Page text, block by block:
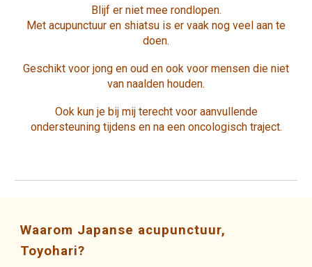
Blijf er niet mee rondlopen.
Met acupunctuur en shiatsu is er vaak nog veel aan te
doen.
Geschikt voor jong en oud en ook voor mensen die niet
van naalden houden.
Ook kun je bij mij terecht voor aanvullende
ondersteuning tijdens en na een oncologisch traject.
Waarom Japanse acupunctuur,
Toyohari?